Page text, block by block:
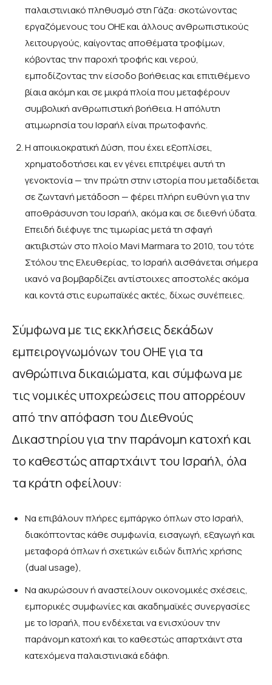
παλαιστινιακό πληθυσμό στη Γάζα: σκοτώνοντας
εργαζόμενους του ΟΗΕ και άλλους ανθρωπιστικούς
λειτουργούς, καίγοντας αποθέματα τροφίμων,
κόβοντας την παροχή τροφής και νερού,
εμποδίζοντας την είσοδο βοήθειας και επιτιθέμενο
βίαια ακόμη και σε μικρά πλοία που μεταφέρουν
συμβολική ανθρωπιστική βοήθεια. Η απόλυτη
ατιμωρησία του Ισραήλ είναι πρωτοφανής.
Η αποικιοκρατική Δύση, που έχει εξοπλίσει,
χρηματοδοτήσει και εν γένει επιτρέψει αυτή τη
γενοκτονία — την πρώτη στην ιστορία που μεταδίδεται
σε ζωντανή μετάδοση — φέρει πλήρη ευθύνη για την
αποθράσυνση του Ισραήλ, ακόμα και σε διεθνή ύδατα.
Επειδή διέφυγε της τιμωρίας μετά τη σφαγή
ακτιβιστών στο πλοίο Mavi Marmara το 2010, του τότε
Στόλου της Ελευθερίας, το Ισραήλ αισθάνεται σήμερα
ικανό να βομβαρδίζει αντίστοιχες αποστολές ακόμα
και κοντά στις ευρωπαϊκές ακτές, δίχως συνέπειες.
Σύμφωνα με τις εκκλήσεις δεκάδων
εμπειρογνωμόνων του ΟΗΕ για τα
ανθρώπινα δικαιώματα, και σύμφωνα με
τις νομικές υποχρεώσεις που απορρέουν
από την απόφαση του Διεθνούς
Δικαστηρίου για την παράνομη κατοχή και
το καθεστώς απαρτχάιντ του Ισραήλ, όλα
τα κράτη οφείλουν:
Να επιβάλουν πλήρες εμπάργκο όπλων στο Ισραήλ,
διακόπτοντας κάθε συμφωνία, εισαγωγή, εξαγωγή και
μεταφορά όπλων ή σχετικών ειδών διπλής χρήσης
(dual usage),
Να ακυρώσουν ή αναστείλουν οικονομικές σχέσεις,
εμπορικές συμφωνίες και ακαδημαϊκές συνεργασίες
με το Ισραήλ, που ενδέχεται να ενισχύουν την
παράνομη κατοχή και το καθεστώς απαρτχάιντ στα
κατεχόμενα παλαιστινιακά εδάφη.